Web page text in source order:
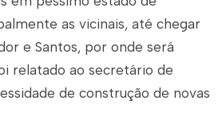
as vicinais, até chegar
e Santos, por onde será
relatado ao secretário de
de construção de novas